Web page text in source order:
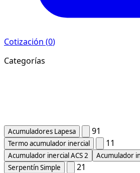
Cotización (0)
Categorías
Acumuladores Lapesa
91
Termo acumulador inercial 11
Acumulador inercial ACS2 Acumulador
Serpentín Simple
21